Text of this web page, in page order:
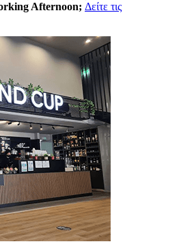
Afternoon; Δείτε τις